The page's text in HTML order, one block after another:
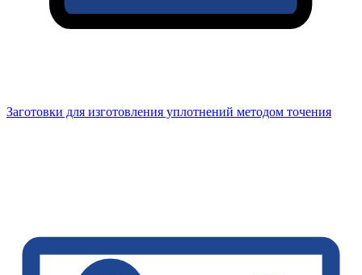
Заготовки для изготовления уплотнений методом точения